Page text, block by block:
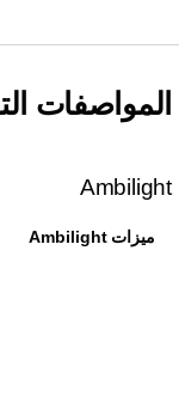
المواصفات
Ambilight
ميزات Ambilight